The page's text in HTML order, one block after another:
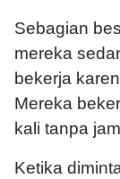
Sebagian
mereka
bekerja
Mereka
kali tanpa
Ketika